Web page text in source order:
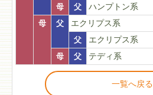
母
父
ハンプトン系
母
父
エクリプス系
父
エクリプス系
母
父 テディ系
一覧へ戻る